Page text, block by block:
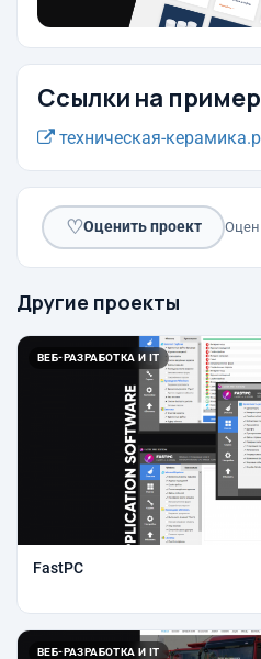
Ссылки на
техническая-
♡Оценить проект
Другие проекты
ВЕБ-РАЗРАБОТКА И IT
FastPC
ВЕБ-РАЗРАБОТКА И IT